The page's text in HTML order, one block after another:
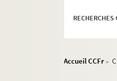
RECHERCHES
Accueil CCFr >